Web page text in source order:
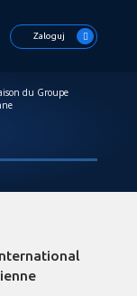
Zaloguj
du Groupe